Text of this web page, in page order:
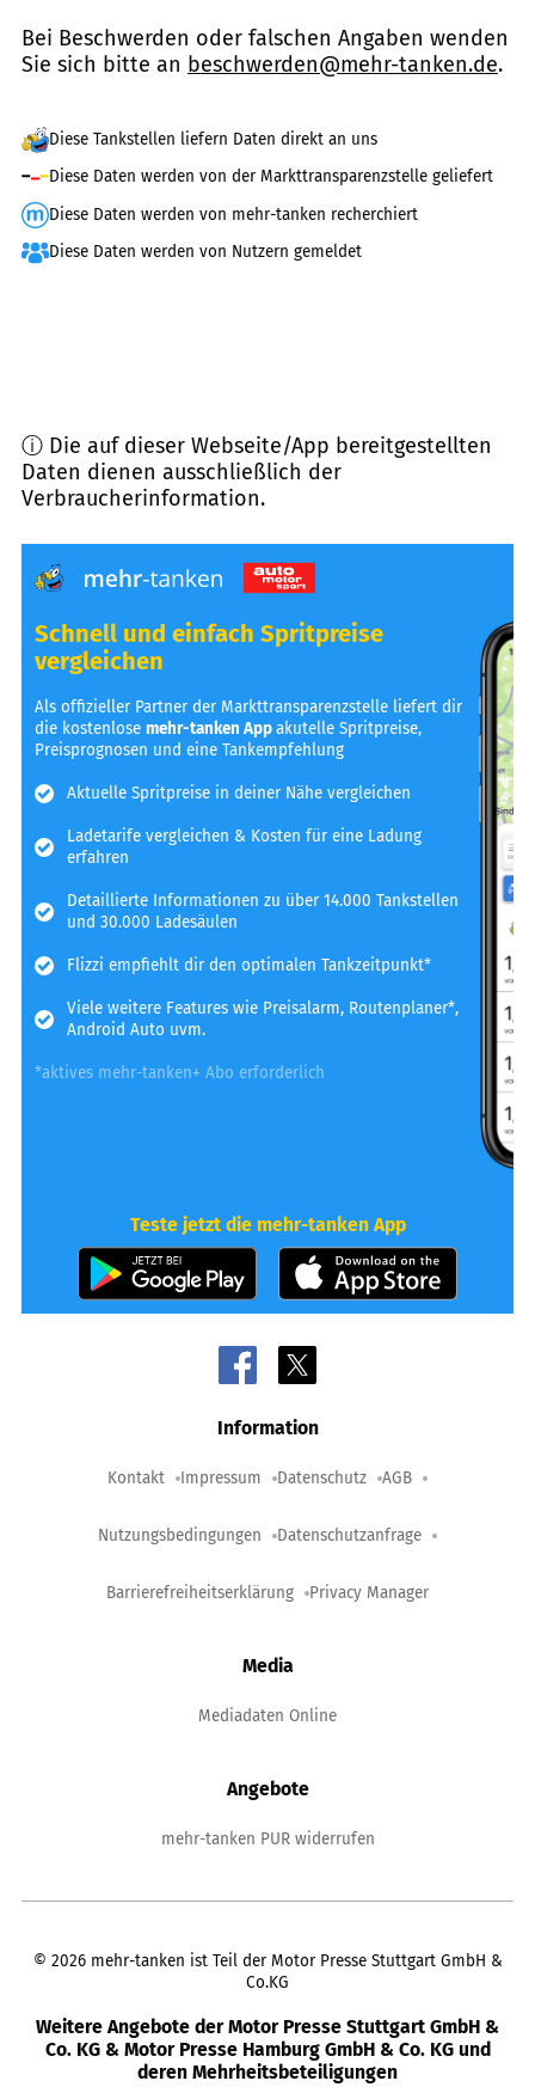
Bei Beschwerden oder falschen Angaben wenden
Sie sich bitte an beschwerden@mehr-tanken.de.
Diese Tankstellen liefern Daten direkt an uns
Diese Daten werden von der Markttransparenzstelle geliefert
Diese Daten werden von mehr-tanken recherchiert
Diese Daten werden von Nutzern gemeldet
ⓘ Die auf dieser Webseite/App bereitgestellten
Daten dienen ausschließlich der
Verbraucherinformation.
Schnell und einfach Spritpreise
vergleichen
Als offizieller Partner der Markttransparenzstelle liefert dir
die kostenlosemehr-tanken Appakutelle Spritpreise,
Preisprognosen und eine Tankempfehlung
Aktuelle Spritpreise in deiner Nähe vergleichen
Ladetarife vergleichen & Kosten für eine Ladung
erfahren
Detaillierte Informationen zu über 14.000 Tankstellen
und 30.000 Ladesäulen
Flizzi empfiehlt dir den optimalen Tankzeitpunkt*
Viele weitere Features wie Preisalarm, Routenplaner*,
Android Auto uvm.
*aktives mehr-tanken+ Abo erforderlich
Teste jetzt die mehr-tanken App
Information
Kontakt Impressum Datenschutz AGB
Nutzungsbedingungen Datenschutzanfrage
Barrierefreiheitserklärung Privacy Manager
Media
Mediadaten Online
Angebote
mehr-tanken PUR widerrufen
© 2026 mehr-tanken ist Teil der Motor Presse Stuttgart GmbH &
Co.KG
Weitere Angebote der Motor Presse Stuttgart GmbH &
Co. KG & Motor Presse Hamburg GmbH & Co. KG und
deren Mehrheitsbeteiligungen